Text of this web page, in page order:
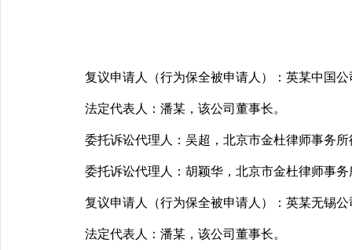
复议申请人（行为保全被申请人）：英某中国公
法定代表人：潘某，该公司董事长。
委托诉讼代理人：吴超，北京市金杜律师事务所
委托诉讼代理人：胡颖华，北京市金杜律师事务
复议申请人（行为保全被申请人）：英某无锡公
法定代表人：潘某，该公司董事长。